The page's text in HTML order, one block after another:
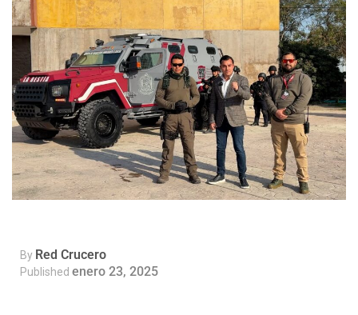
By Red Crucero
Published enero 23, 2025